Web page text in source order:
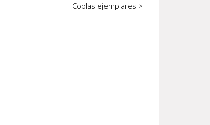
Coplas ejemplares >